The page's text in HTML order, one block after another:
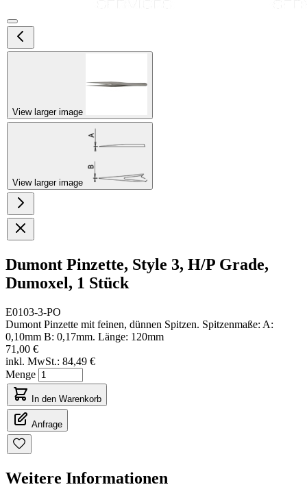
View larger image
View larger image
Dumont Pinzette, Style 3, H/P Grade,
Dumoxel, 1 Stück
E0103-3-PO
Dumont Pinzette mit feinen, dünnen Spitzen. Spitzenmaße: A:
0,10mm B: 0,17mm. Länge: 120mm
71,00 €
inkl. MwSt.: 84,49 €
Menge
In den Warenkorb
Anfrage
Weitere Informationen